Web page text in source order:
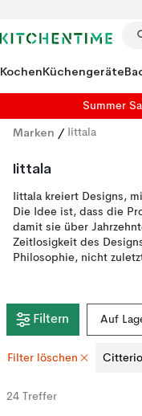
KochenKüchengeräte
Summer
Marken / Iittala
Iittala
Iittala kreiert Designs,
Die Idee ist, dass die
damit sie über
Zeitlosigkeit des
Philosophie, nicht
Filtern Auf
Filter löschen
24 Treffer